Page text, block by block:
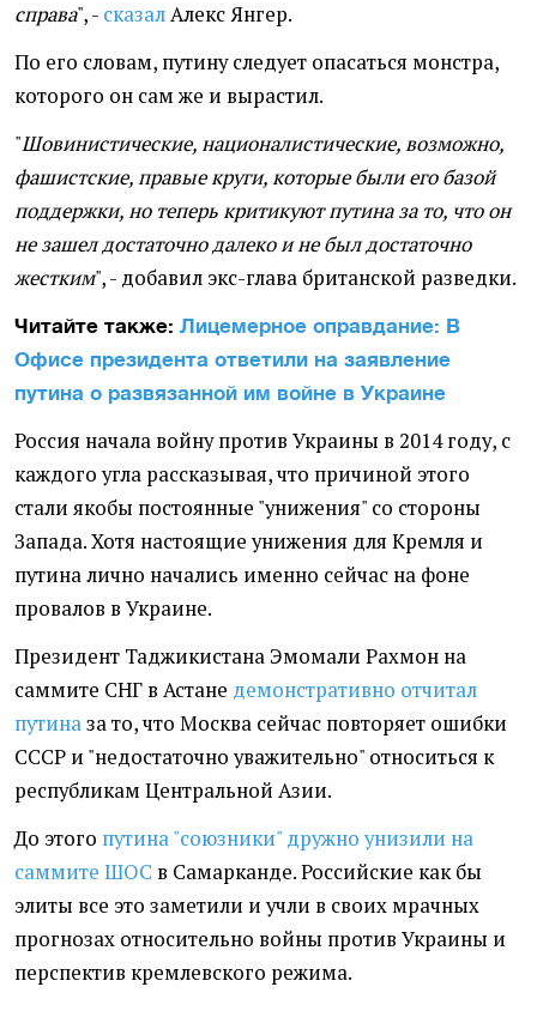
справа", - сказалАлекс Янгер.
По его словам, путину следует опасаться монстра,
которого он сам же и вырастил.
"Шовинистические, националистические, возможно,
фашистские, правые круги, которые были его базой
поддержки, но теперь критикуют путина за то, что он
не зашел достаточно далеко и не был достаточно
жестким", - добавил экс-глава британской разведки.
Читайте также: Лицемерное оправдание: В
Офисе президента ответили на заявление
путина о развязанной им войне в Украине
Россия начала войну против Украины в 2014 году, с
каждого угла рассказывая, что причиной этого
стали якобы постоянные "унижения" со стороны
Запада. Хотя настоящие унижения для Кремля и
путина лично начались именно сейчас на фоне
провалов в Украине.
Президент Таджикистана Эмомали Рахмон на
саммите СНГ в Астане демонстративно отчитал
путиназа то, что Москва сейчас повторяет ошибки
СССР и "недостаточно уважительно" относиться к
республикам Центральной Азии.
До этого путина "союзники" дружно унизили на
саммите ШОС в Самарканде. Российские как бы
элиты все это заметили и учли в своих мрачных
прогнозах относительно войны против Украины и
перспектив кремлевского режима.